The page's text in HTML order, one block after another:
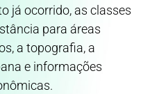
já ocorrido, as classes
para áreas
a topografia, a
e informações